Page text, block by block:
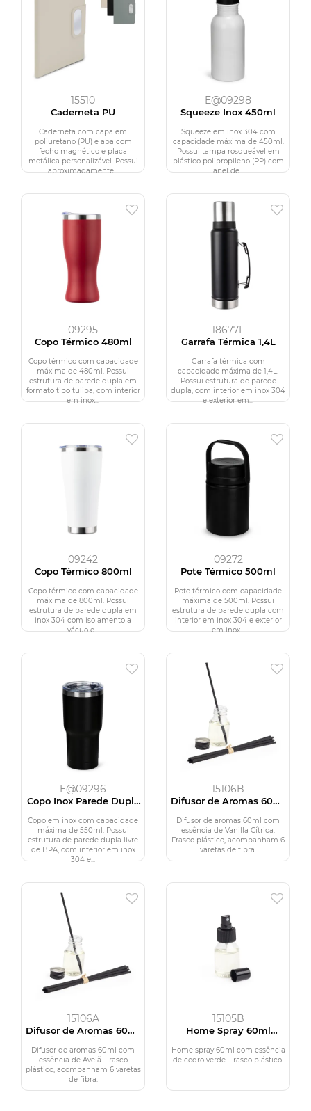
15510
Caderneta PU
Caderneta com capa em
poliuretano (PU) e aba com
fecho magnético e placa
metálica personalizável. Possui
aproximadamente...
E@09298
Squeeze Inox 450ml
Squeeze em inox 304 com
capacidade máxima de 450ml.
Possui tampa rosqueável em
plástico polipropileno (PP) com
anel de...
09295
Copo Térmico 480ml
Copo térmico com capacidade
máxima de 480ml. Possui
estrutura de parede dupla em
formato tipo tulipa, com interior
em inox...
18677F
Garrafa Térmica 1,4L
Garrafa térmica com
capacidade máxima de 1,4L.
Possui estrutura de parede
dupla, com interior em inox 304
e exterior em...
09242
Copo Térmico 800ml
Copo térmico com capacidade
máxima de 800ml. Possui
estrutura de parede dupla em
inox 304 com isolamento a
vácuo e...
09272
Pote Térmico 500ml
Pote térmico com capacidade
máxima de 500ml. Possui
estrutura de parede dupla com
interior em inox 304 e exterior
em inox...
E@09296
Copo Inox Parede Dupla
Copo em inox com capacidade
máxima de 550ml. Possui
estrutura de parede dupla livre
de BPA, com interior em inox
304 e...
15106B
Difusor de Aromas 60ml
Difusor de aromas 60ml com
essência de Vanilla Cítrica.
Frasco plástico, acompanham 6
varetas de fibra.
15106A
Difusor de Aromas 60ml
Difusor de aromas 60ml com
essência de Avelã. Frasco
plástico, acompanham 6 varetas
de fibra.
15105B
Home Spray 60ml
Home spray 60ml com essência
de cedro verde. Frasco plástico.